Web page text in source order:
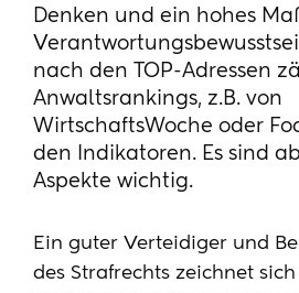
Denken und ein hohes
nach den TOP-Adressen
Anwaltsrankings, z.B. von
WirtschaftsWoche oder
den Indikatoren. Es sind
Aspekte wichtig.
Ein guter Verteidiger und
des Strafrechts zeichnet